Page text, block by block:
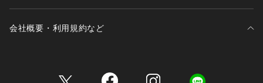
会社概要・利用規約など